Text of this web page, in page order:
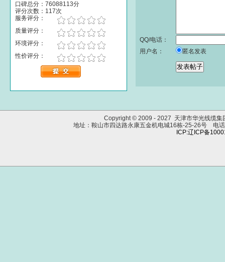
口碑总分：76088113分
评分次数：117次
服务评分：
质量评分：
环境评分：
性价评分：
QQ/电话：
用户名：
匿名发表
Copyright © 2009 - 2027 天津市华光线缆
地址：鞍山市四达路永康五金机电城16栋-25-26号
ICP:辽ICP备